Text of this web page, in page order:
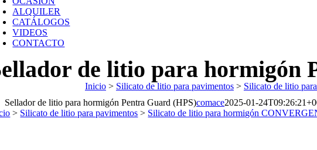
ALQUILER
CATÁLOGOS
VIDEOS
CONTACTO
de litio para hormigón
Inicio> Silicato de litio para pavimentos> Silicato de litio
Sellador de litio para hormigón Pentra Guard (HPS)comace2025-01-
> Silicato de litio para pavimentos > Silicato de litio para hormigón